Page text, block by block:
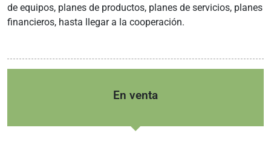
de equipos, planes de productos, planes de servicios, planes
financieros, hasta llegar a la cooperación.
En venta